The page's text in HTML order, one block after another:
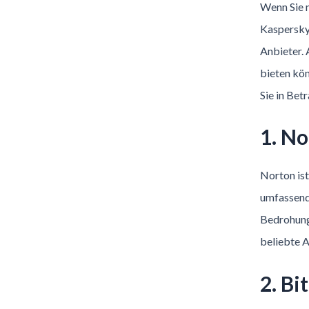
Wenn Sie
Anbieter.
bieten
Sie in
1.
Norton
beliebte
2.